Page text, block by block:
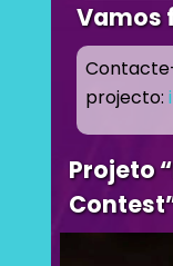
Vamos
projecto:
Projeto